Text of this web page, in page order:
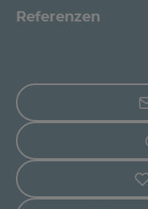
Referenzen